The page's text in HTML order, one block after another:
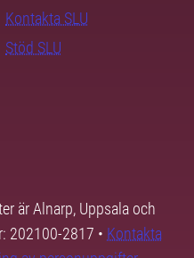
Kontakta SLU
Stöd SLU
är Alnarp, Uppsala och
202100-2817 • Kontakta